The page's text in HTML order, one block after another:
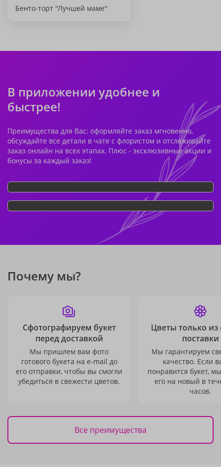
Бенто-торт "Лучшей маме"
В приложении удобнее и
быстрее!
Преимущества для Вас: оформляйте заказ мгновенно,
обсуждайте все детали в чате с флористом и отслеживайте
заказ онлайн на всех этапах. Плюс - эксклюзивные акции и
бонусы за каждый заказ!
Почему мы?
Сфотографируем букет
перед доставкой
Мы пришлем вам фото
готового букета на e-mail до
его отправки, чтобы вы смогли
убедиться в свежести цветов.
Цветы только из
поставки
Мы гарантируем
качество. Если
понравится букет,
его на новый в
часов.
Все преимущества